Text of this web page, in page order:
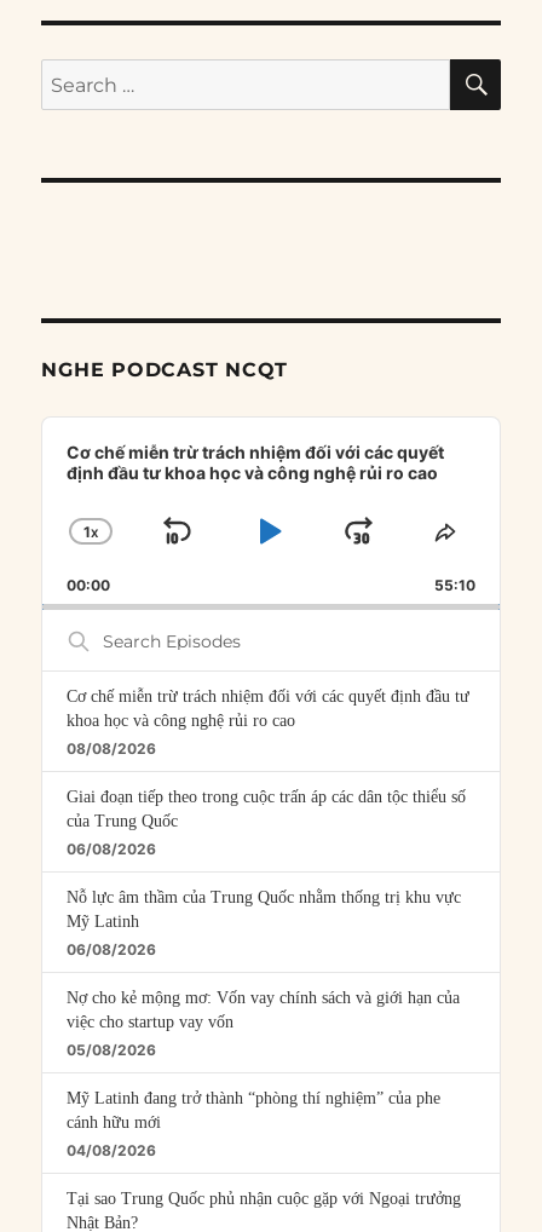
Search
for:
NGHE PODCAST NCQT
Audio
Player
Cơ chế miễn trừ trách nhiệm đối với các quyết
định đầu tư khoa học và công nghệ rủi ro cao
CHANGE
RATE
1X
SKIP
PLAYJUMP
FORWARD
SHARE
00:00 55:10
Search
Episodes
Cơ chế miễn trừ trách nhiệm đối với các quyết định đầu tư
khoa học và công nghệ rủi ro cao
08/08/2026
Giai đoạn tiếp theo trong cuộc trấn áp các dân tộc thiểu số
của Trung Quốc
06/08/2026
Nỗ lực âm thầm của Trung Quốc nhằm thống trị khu vực
Mỹ Latinh
06/08/2026
Nợ cho kẻ mộng mơ: Vốn vay chính sách và giới hạn của
việc cho startup vay vốn
05/08/2026
Mỹ Latinh đang trở thành “phòng thí nghiệm” của phe
cánh hữu mới
04/08/2026
Tại sao Trung Quốc phủ nhận cuộc gặp với Ngoại trưởng
Nhật Bản?